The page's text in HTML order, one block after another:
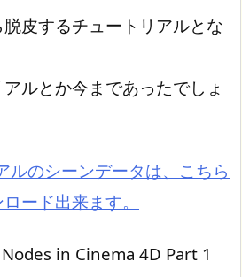
皮するチュートリアルとな
ルとか今まであったでしょ
ルのシーンデータは、こちら
ード出来ます。
in Cinema 4D Part 1